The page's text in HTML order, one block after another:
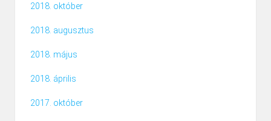
2018. október
2018. augusztus
2018. május
2018. április
2017. október